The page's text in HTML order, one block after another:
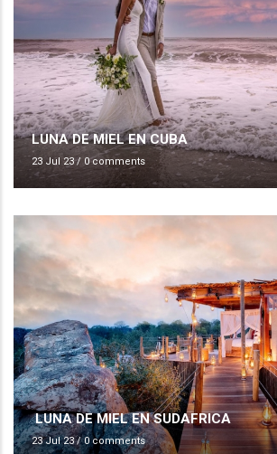
LUNA DE MIEL EN CUBA
23 Jul 23/ 0 comments
LUNA DE MIEL EN SUDAFRICA
23 Jul 23/0 comments